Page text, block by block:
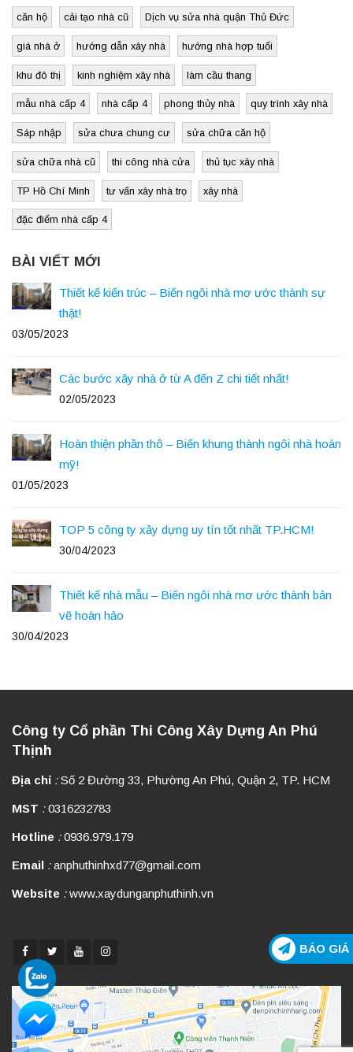
căn hộ cải tạo nhà cũ Dịch vụ sửa nhà quận Thủ Đức
giá nhà ở hướng dẫn xây nhà hướng nhà hợp tuổi
khu đô thị kinh nghiệm xây nhà làm cầu thang
mẫu nhà cấp 4 nhà cấp 4 phong thủy nhà quy trình xây nhà
Sáp nhập sửa chưa chung cư sửa chữa căn hộ
sửa chữa nhà cũ thi công nhà cửa thủ tục xây nhà
TP Hồ Chí Minh tư vấn xây nhà trọ xây nhà
đặc điểm nhà cấp 4
BÀI VIẾT MỚI
Thiết kế kiến trúc – Biến ngôi nhà mơ ước thành sự
thật!
03/05/2023
Các bước xây nhà ở từ A đến Z chi tiết nhất!
02/05/2023
Hoàn thiện phần thô – Biến khung thành ngôi nhà hoàn
mỹ!
01/05/2023
TOP 5 công ty xây dựng uy tín tốt nhất TP.HCM!
30/04/2023
Thiết kế nhà mẫu – Biến ngôi nhà mơ ước thành bản
vẽ hoàn hảo
30/04/2023
Công ty Cổ phần Thi Công Xây Dựng An Phú
Thịnh
Địa chỉ :Số 2 Đường 33, Phường An Phú, Quận 2, TP. HCM
MST :0316232783
Hotline : 0936.979.179
Email :anphuthinhxd77@gmail.com
Website :www.xaydunganphuthinh.vn
BÁO GIÁ